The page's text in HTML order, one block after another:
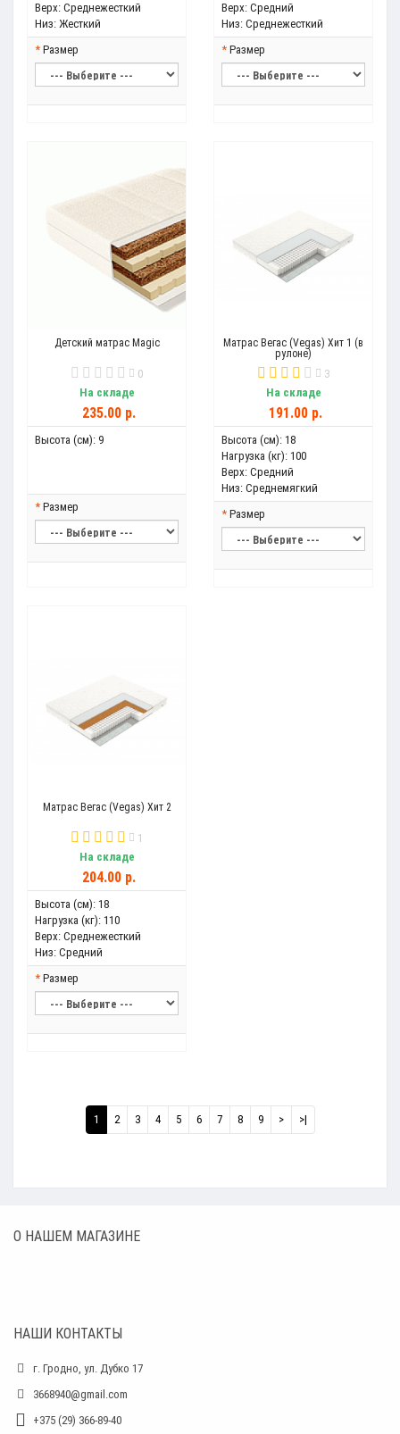
Верх: Среднежесткий
Низ: Жесткий
Размер
Верх: Средний
Низ: Среднежесткий
Размер
Детский матрас Magic
0
На складе
235.00 р.
Высота (см): 9
Размер
Матрас Вегас (Vegas) Хит 1 (в
рулоне)
3
На складе
191.00 р.
Высота (см): 18
Нагрузка (кг): 100
Верх: Средний
Низ: Среднемягкий
Размер
Матрас Вегас (Vegas) Хит 2
1
На складе
204.00 р.
Высота (см): 18
Нагрузка (кг): 110
Верх: Среднежесткий
Низ: Средний
Размер
1 2 3 4 5 6 7 8 9 > >|
О НАШЕМ МАГАЗИНЕ
НАШИ КОНТАКТЫ
г. Гродно, ул. Дубко 17
3668940@gmail.com
+375 (29) 366-89-40